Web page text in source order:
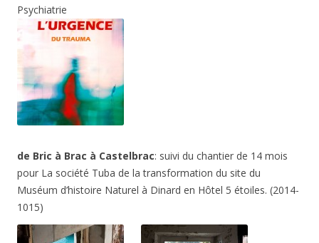
Psychiatrie
de Bric à Brac à Castelbrac: suivi du chantier de 14 mois
pour La société Tuba de la transformation du site du
Muséum d’histoire Naturel à Dinard en Hôtel 5 étoiles. (2014-
1015)